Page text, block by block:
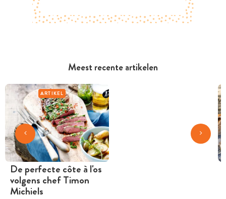
Meest recente artikelen
ARTIKEL
De perfecte côte à l'os
volgens chef Timon
Michiels